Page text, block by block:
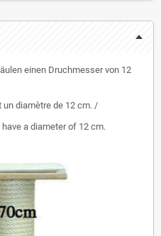
einen Druchmesser von 12
diamètre de 12 cm. /
a diameter of 12 cm.